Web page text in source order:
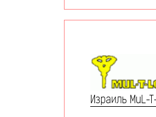
Израиль MuL-